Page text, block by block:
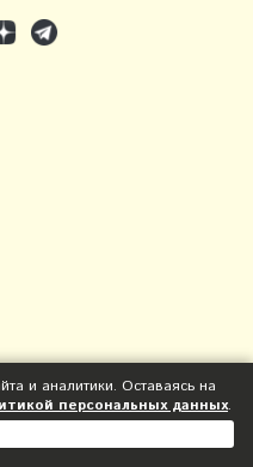
и аналитики. Оставаясь на
персональных данных.